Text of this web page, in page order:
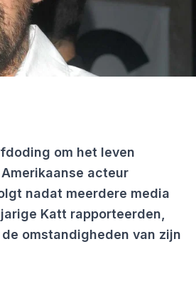
om het leven
acteur
nadat meerdere media
Katt rapporteerden,
omstandigheden van zijn